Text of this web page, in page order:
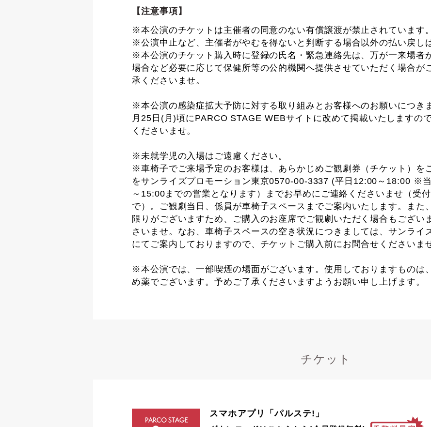
【注意事項】
※本公演のチケットは主催者の同意のない有償譲渡が禁止されています。
※公演中止など、主催者がやむを得ないと判断する場合以外の払い戻し
※本公演のチケット購入時に登録の氏名・緊急連絡先は、万が一来場者
場合など必要に応じて保健所等の公的機関へ提供させていただく場合が
承くださいませ。
※本公演の感染症拡大予防に対する取り組みとお客様へのお願いにつき
月25日(月)頃にPARCO STAGE WEBサイトに改めて掲載いたしますの
くださいませ。
※未就学児の入場はご遠慮ください。
※車椅子でご来場予定のお客様は、あらかじめご観劇券（チケット）を
をサンライズプロモーション東京0570-00-3337 (平日12:00～18:00 ※
～15:00までの営業となります）までお早めにご連絡くださいませ（受
で）。ご観劇当日、係員が車椅子スペースまでご案内いたします。また
限りがございますため、ご購入のお座席でご観劇いただく場合もござい
さいませ。なお、車椅子スペースの空き状況につきましては、サンライ
にてご案内しておりますので、チケットご購入前にお問合せくださいま
※本公演では、一部喫煙の場面がございます。使用しておりますものは
め薬でございます。予めご了承くださいますようお願い申し上げます。
チケット
スマホアプリ「パルステ!」